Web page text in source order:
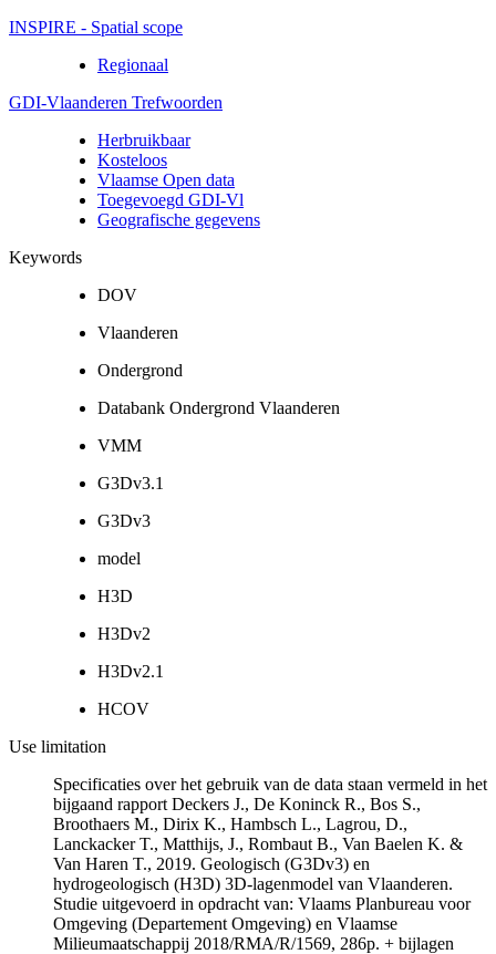
INSPIRE - Spatial scope
Regionaal
GDI-Vlaanderen Trefwoorden
Herbruikbaar
Kosteloos
Vlaamse Open data
Toegevoegd GDI-Vl
Geografische gegevens
Keywords
DOV
Vlaanderen
Ondergrond
Databank Ondergrond Vlaanderen
VMM
G3Dv3.1
G3Dv3
model
H3D
H3Dv2
H3Dv2.1
HCOV
Use limitation
Specificaties over het gebruik van de data staan vermeld in het
bijgaand rapport Deckers J., De Koninck R., Bos S.,
Broothaers M., Dirix K., Hambsch L., Lagrou, D.,
Lanckacker T., Matthijs, J., Rombaut B., Van Baelen K. &
Van Haren T., 2019. Geologisch (G3Dv3) en
hydrogeologisch (H3D) 3D-lagenmodel van Vlaanderen.
Studie uitgevoerd in opdracht van: Vlaams Planbureau voor
Omgeving (Departement Omgeving) en Vlaamse
Milieumaatschappij 2018/RMA/R/1569, 286p. + bijlagen